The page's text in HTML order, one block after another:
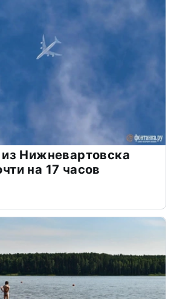
Нижневартовска
на 17 часов